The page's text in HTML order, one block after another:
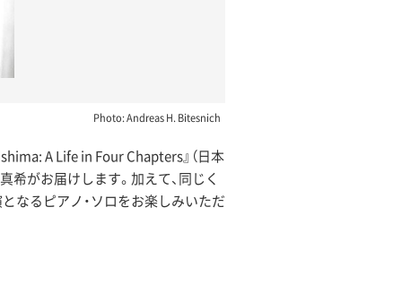
Photo: Andreas H. Bitesnich
A Life in Four Chapters』（日本
希がお届けします。加えて、同じく
なるピアノ・ソロをお楽しみいただ